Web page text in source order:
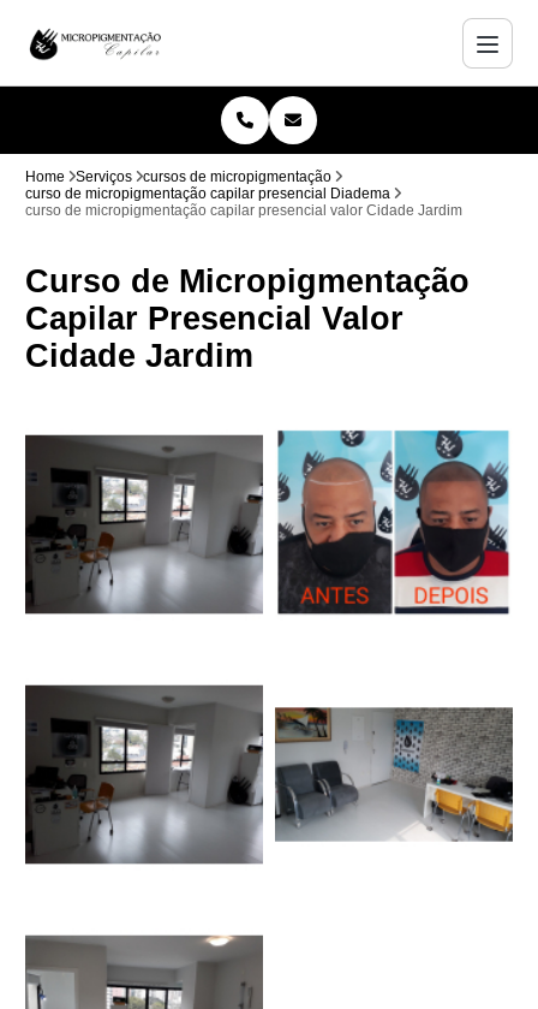
Home Serviços
cursos de micropigmentação
curso de micropigmentação capilar presencial Diadema
curso de micropigmentação capilar presencial valor Cidade Jardim
Curso de Micropigmentação
Capilar Presencial Valor
Cidade Jardim